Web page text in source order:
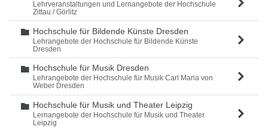
Lehrveranstaltungen und Lernangebote der Hochschule
Zittau / Görlitz
Ordner
Hochschule für Bildende Künste Dresden
Lehrangebote der Hochschule für Bildende Künste
Dresden
Ordner
Hochschule für Musik Dresden
Lehrangebote der Hochschule für Musik Carl Maria von
Weber Dresden
Ordner
Hochschule für Musik und Theater Leipzig
Lernangebote der Hochschule für Musik und Theater
Leipzig